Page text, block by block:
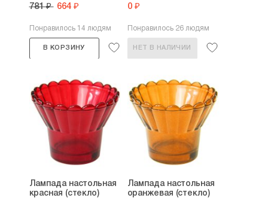
781 ₽ 664 ₽
Понравилось 14 людям
В КОРЗИНУ
0 ₽
Понравилось 26 людям
НЕТ В НАЛИЧИИ
Лампада настольная
красная (стекло)
Лампада настольная
оранжевая (стекло)